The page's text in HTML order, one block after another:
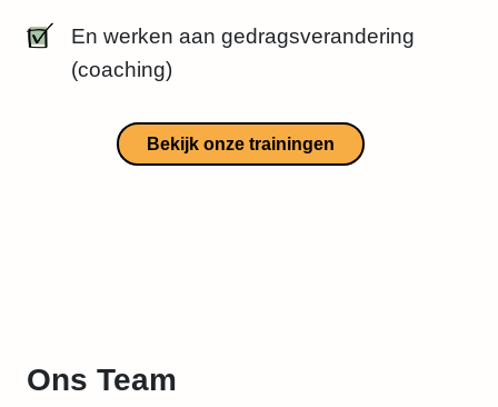
En werken aan gedragsverandering
(coaching)
Bekijk onze trainingen
Ons Team